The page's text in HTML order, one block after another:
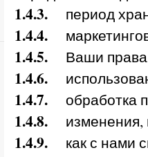
1.4.3. период
1.4.4.
1.4.5. Ваши
1.4.6.
1.4.7. обработка
1.4.8. изменения,
1.4.9. как с нами